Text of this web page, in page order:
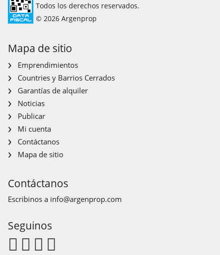
Todos los derechos reservados.
© 2026 Argenprop
Mapa de sitio
Emprendimientos
Countries y Barrios Cerrados
Garantías de alquiler
Noticias
Publicar
Mi cuenta
Contáctanos
Mapa de sitio
Contáctanos
Escribinos a info@argenprop.com
Seguinos